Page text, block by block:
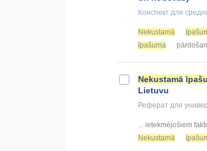
Конспект для
Nekustamā
īpašuma
Nekustamā
Lietuvu
Реферат для
... ietekmējošiem
Nekustamā